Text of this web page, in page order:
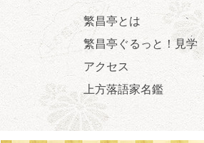
繁昌亭とは
繁昌亭ぐるっと！見学
アクセス
上方落語家名鑑